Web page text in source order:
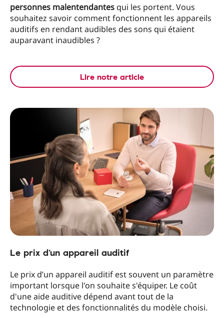
personnes malentendantesqui les portent. Vous
souhaitez savoir comment fonctionnent les appareils
auditifs en rendant audibles des sons qui étaient
auparavant inaudibles ?
Lire notre article
Le prix d’un appareil auditif
Le prix d’un appareil auditif est souvent un paramètre
important lorsque l'on souhaite s'équiper. Le coût
d'une aide auditive dépend avant tout de la
technologie et des fonctionnalités du modèle choisi.